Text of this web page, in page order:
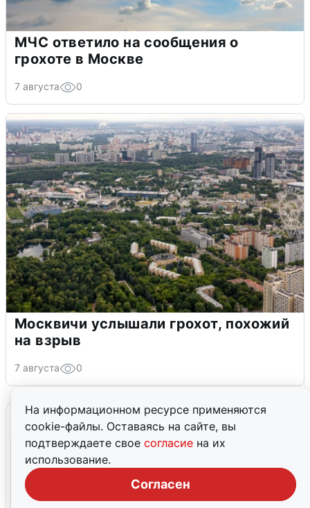
На информационном ресурсе применяются
cookie-файлы. Оставаясь на сайте, вы
подтверждаете свое согласие на их
использование.
Согласен
МЧС ответило на сообщения о
грохоте в Москве
7 августа 0
Москвичи услышали грохот, похожий
на взрыв
7 августа 0